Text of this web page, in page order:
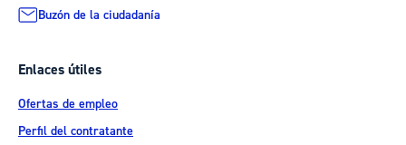
Buzón de la ciudadanía
Enlaces útiles
Ofertas de empleo
Perfil del contratante